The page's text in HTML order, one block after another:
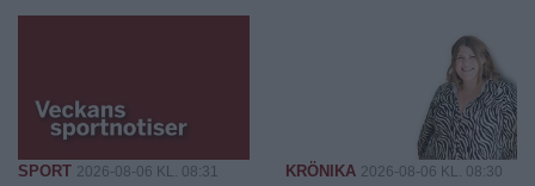
SPORT 2026-08-06 KL. 08:31 KRÖNIKA 2026-08-06 KL. 08:30